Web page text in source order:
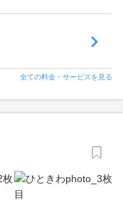
全ての料金・サービスを見る